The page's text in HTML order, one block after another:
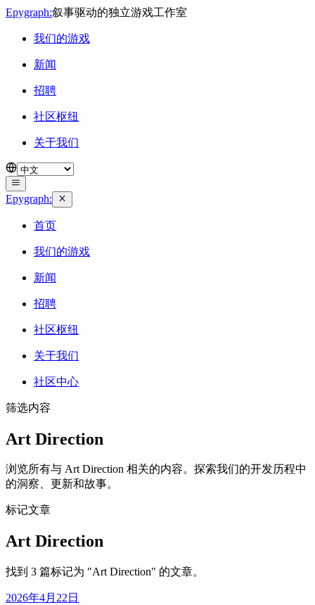
Epygraph:叙事驱动的独立游戏工作室
我们的游戏
新闻
招聘
社区枢纽
关于我们
Epygraph:
首页
我们的游戏
新闻
招聘
社区枢纽
关于我们
社区中心
筛选内容
Art Direction
浏览所有与 Art Direction 相关的内容。探索我们的开发历程中
的洞察、更新和故事。
标记文章
Art Direction
找到 3 篇标记为 "Art Direction" 的文章。
2026年4月22日